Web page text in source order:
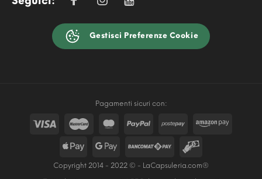
Gestisci Preferenze Cookie
Pagamenti sicuri con:
Copyright 2014 - 2022 © - LaCapsuleria.com®